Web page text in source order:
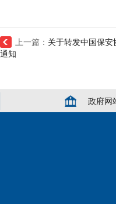
上一篇： 关于转发中国保
通知
政府网